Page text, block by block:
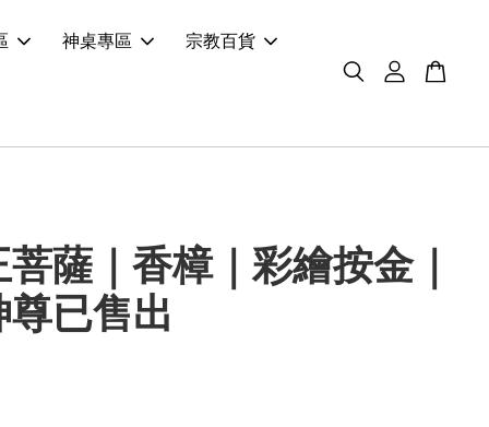
神桌專區 宗教百貨
薩｜香樟｜彩繪按金｜
已售出